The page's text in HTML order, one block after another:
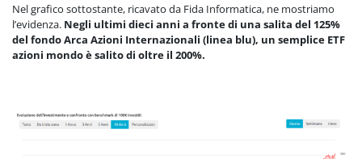
Nel grafico sottostante, ricavato da Fida Informatica, ne mostriamo
l’evidenza. Negli ultimi dieci anni a fronte di una salita del 125%
del fondo Arca Azioni Internazionali (linea blu), un semplice ETF
azioni mondo è salito di oltre il 200%.